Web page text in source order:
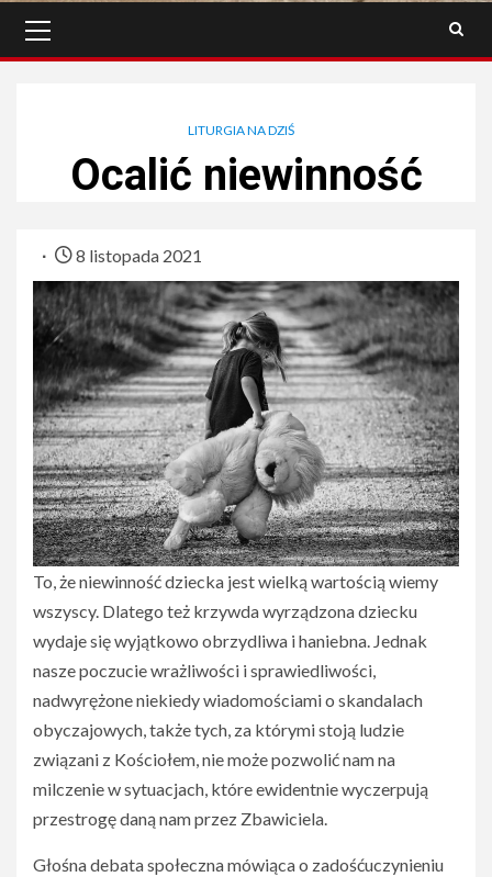
główne
LITURGIA NA DZIŚ
Ocalić niewinność
8 listopada 2021
To, że niewinność dziecka jest wielką wartością wiemy
wszyscy. Dlatego też krzywda wyrządzona dziecku
wydaje się wyjątkowo obrzydliwa i haniebna. Jednak
nasze poczucie wrażliwości i sprawiedliwości,
nadwyrężone niekiedy wiadomościami o skandalach
obyczajowych, także tych, za którymi stoją ludzie
związani z Kościołem, nie może pozwolić nam na
milczenie w sytuacjach, które ewidentnie wyczerpują
przestrogę daną nam przez Zbawiciela.
Głośna debata społeczna mówiąca o zadośćuczynieniu